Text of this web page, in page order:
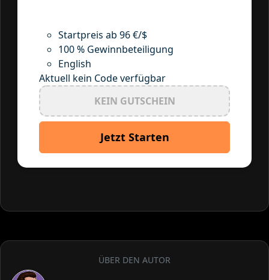
Startpreis ab 96 €/$
100 % Gewinnbeteiligung
English
Aktuell kein Code verfügbar
KEIN GUTSCHEIN
Jetzt Starten
ÜBER DEN AUTOR